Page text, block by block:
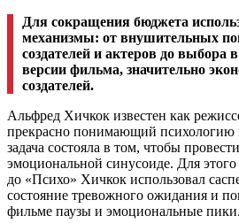
Для сокращения бюджета
механизмы: от внушительных
создателей и актеров до выбора
версии фильма, значительно
создателей.
Альфред Хичкок известен как
прекрасно понимающий психологию
задача состояла в том, чтобы
эмоциональной синусоиде. Для этого
до «Психо» Хичкок использовал
состояние тревожного ожидания и
фильме паузы и эмоциональные пики.